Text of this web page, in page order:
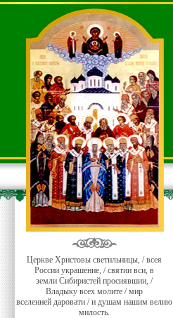
Церкве Христовы светильницы, / всея
России украшение, / святии вси, в
земли Сибиристей просиявшии, /
Владыку всех молите / мир
вселенней даровати / и душам нашим велию
милость.